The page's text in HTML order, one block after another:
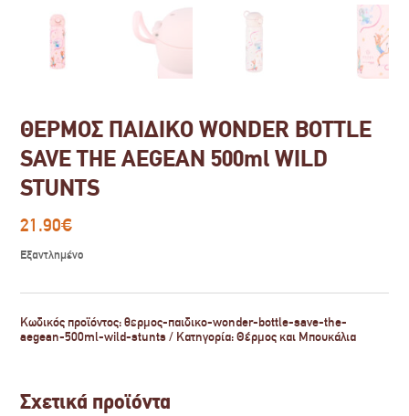
ΘΕΡΜΟΣ ΠΑΙΔΙΚΟ WONDER BOTTLE
SAVE THE AEGEAN 500ml WILD
STUNTS
21.90€
Εξαντλημένο
Κωδικός προϊόντος:θερμος-παιδικο-wonder-bottle-save-the-
aegean-500ml-wild-stunts
Κατηγορία:Θέρμος και Μπουκάλια
Σχετικά προϊόντα